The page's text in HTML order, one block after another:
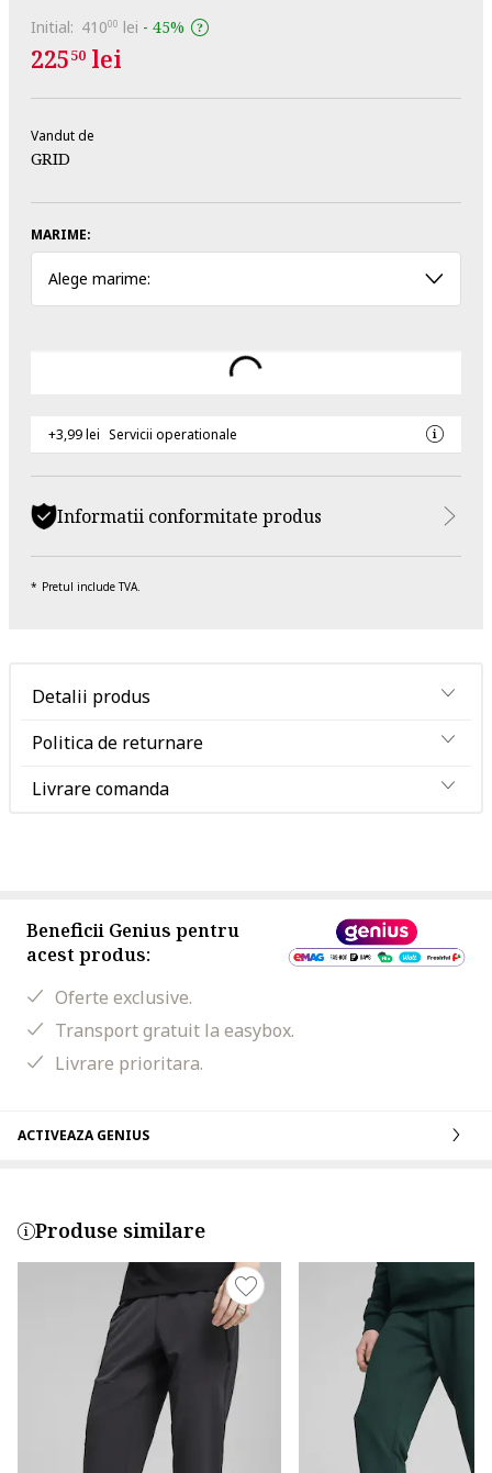
Initial: 41000 lei - 45%
22550 lei
Vandut de
GRID
MARIME:
Alege marime:
+3,99 lei Servicii operationale
Informatii conformitate produs
Pretul include TVA.
Detalii produs
Politica de returnare
Livrare comanda
Beneficii Genius pentru
acest produs:
Oferte exclusive.
Transport gratuit la easybox.
Livrare prioritara.
ACTIVEAZA GENIUS
Produse similare